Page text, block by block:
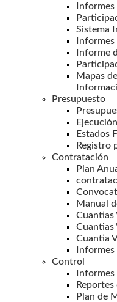
Sistema
Informe
Mapas
Presupuesto
Estados
Registro
Contratación
Plan
Manual
Cuantias
Cuantias
Cuantia
Control
Plan de